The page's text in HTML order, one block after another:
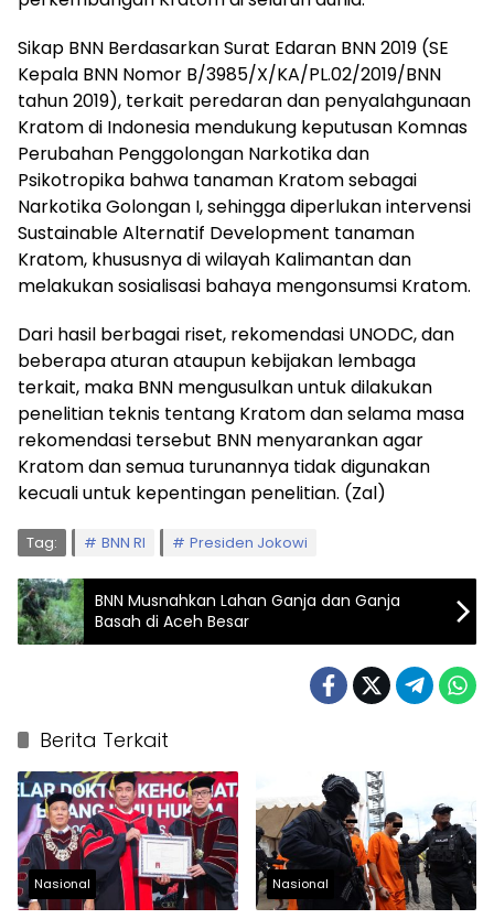
Sikap BNN Berdasarkan Surat Edaran BNN 2019 (SE
Kepala BNN Nomor B/3985/X/KA/PL.02/2019/BNN
tahun 2019), terkait peredaran dan penyalahgunaan
Kratom di Indonesia mendukung keputusan Komnas
Perubahan Penggolongan Narkotika dan
Psikotropika bahwa tanaman Kratom sebagai
Narkotika Golongan I, sehingga diperlukan intervensi
Sustainable Alternatif Development tanaman
Kratom, khususnya di wilayah Kalimantan dan
melakukan sosialisasi bahaya mengonsumsi Kratom.
Dari hasil berbagai riset, rekomendasi UNODC, dan
beberapa aturan ataupun kebijakan lembaga
terkait, maka BNN mengusulkan untuk dilakukan
penelitian teknis tentang Kratom dan selama masa
rekomendasi tersebut BNN menyarankan agar
Kratom dan semua turunannya tidak digunakan
kecuali untuk kepentingan penelitian. (Zal)
Tag: BNN RI Presiden Jokowi
BNN Musnahkan Lahan Ganja dan Ganja
Basah di Aceh Besar
Berita Terkait
Nasional Nasional